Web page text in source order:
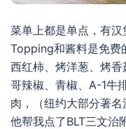
菜单上都是单点，有汉
Topping和酱料是免费
西红柿、烤洋葱、烤
哥辣椒、青椒、A-1牛
肉，（纽约大部分著
他帮我点了BLT三文治